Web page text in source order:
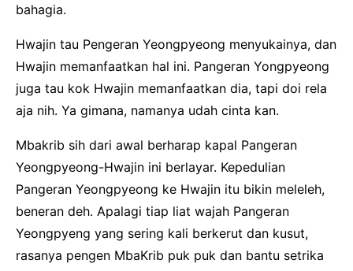
bahagia.
Hwajin tau Pengeran Yeongpyeong menyukainya, dan
Hwajin memanfaatkan hal ini. Pangeran Yongpyeong
juga tau kok Hwajin memanfaatkan dia, tapi doi rela
aja nih. Ya gimana, namanya udah cinta kan.
Mbakrib sih dari awal berharap kapal Pangeran
Yeongpyeong-Hwajin ini berlayar. Kepedulian
Pangeran Yeongpyeong ke Hwajin itu bikin meleleh,
beneran deh. Apalagi tiap liat wajah Pangeran
Yeongpyeng yang sering kali berkerut dan kusut,
rasanya pengen MbaKrib puk puk dan bantu setrika